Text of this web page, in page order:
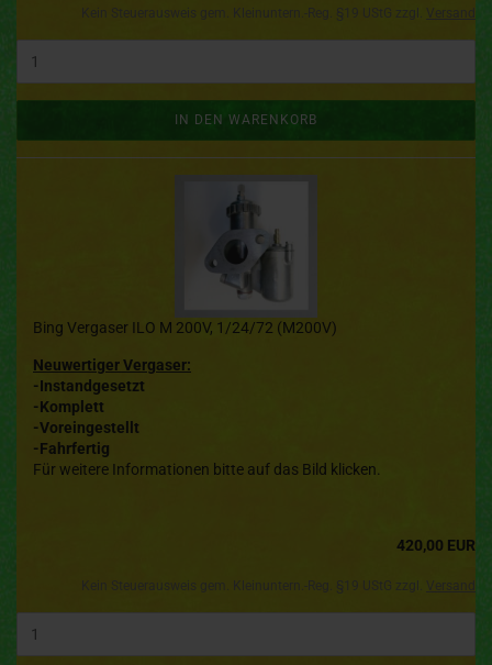
IN DEN WARENKORB
Bing Vergaser ILO M 200V, 1/24/72 (M200V)
Neuwertiger Vergaser:
-Instandgesetzt
-Komplett
-Voreingestellt
-Fahrfertig
Für weitere Informationen bitte auf das Bild klicken.
420,00 EUR